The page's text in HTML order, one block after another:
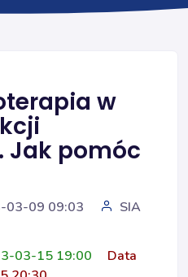
w
Jak pomóc
03-09 09:03
SIA
03-15 19:00
Data